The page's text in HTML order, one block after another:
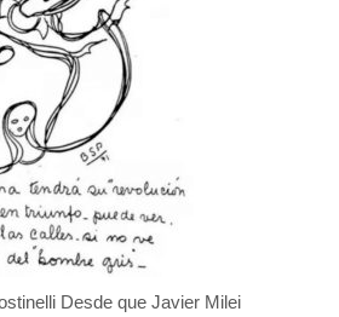
Desde que Javier Milei